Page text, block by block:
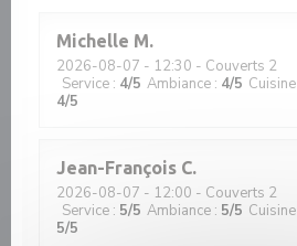
Michelle M
2026-08-07 - 12:30 - Couverts 2
Service : 4/5 Ambiance : 4/5 Cuisine
4/5
Jean-François C
2026-08-07 - 12:00 - Couverts 2
Service : 5/5 Ambiance : 5/5 Cuisine
5/5